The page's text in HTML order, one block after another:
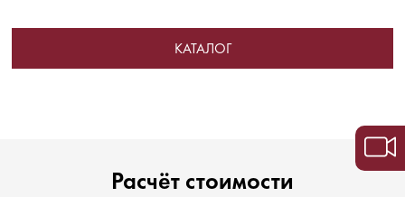
КАТАЛОГ
Расчёт стоимости